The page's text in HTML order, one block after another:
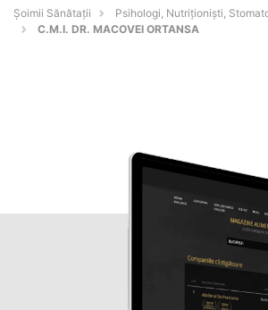
Şoimii Sănătații
Psihologi, Nutriționiști,
C.M.I. DR. MACOVEI ORTANSA